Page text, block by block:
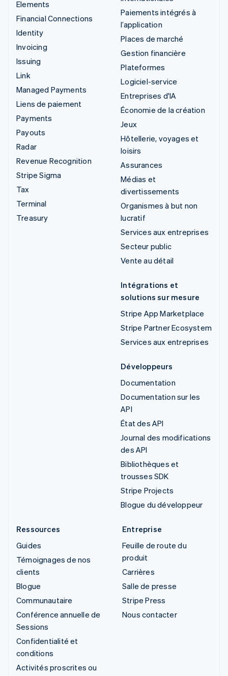
Elements
Financial Connections
Identity
Invoicing
Issuing
Link
Managed Payments
Liens de paiement
Payments
Payouts
Radar
Revenue Recognition
Stripe Sigma
Tax
Terminal
Treasury
Paiements intégrés à
l’application
Places de marché
Gestion financière
Plateformes
Logiciel-service
Entreprises d'IA
Économie de la création
Jeux
Hôtellerie, voyages et
loisirs
Assurances
Médias et
divertissements
Organismes à but non
lucratif
Services aux entreprises
Secteur public
Vente au détail
Intégrations et
solutions sur mesure
Stripe App Marketplace
Stripe Partner Ecosystem
Services aux entreprises
Développeurs
Documentation
Documentation sur les
API
État des API
Journal des modifications
des API
Bibliothèques et
trousses SDK
Stripe Projects
Blogue du développeur
Ressources
Guides
Témoignages de nos
clients
Blogue
Communautaire
Conférence annuelle de
Sessions
Confidentialité et
conditions
Activités proscrites ou
Entreprise
Feuille de route du
produit
Carrières
Salle de presse
Stripe Press
Nous contacter